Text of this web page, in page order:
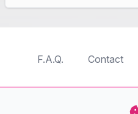
F.A.Q. Contact